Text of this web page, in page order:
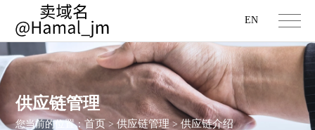
EN
供应链管理
您当前的位置：首页 >供应链管理>供应链介绍